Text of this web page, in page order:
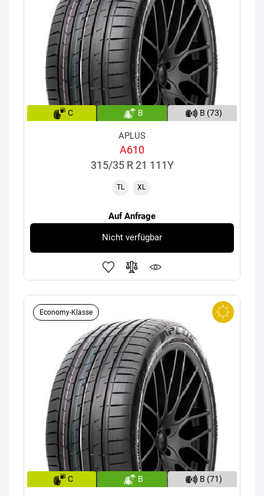
C B B (73)
APLUS
A610
315/35 R 21 111Y
TL XL
Auf Anfrage
Nicht verfügbar
Economy-Klasse
C B B (71)